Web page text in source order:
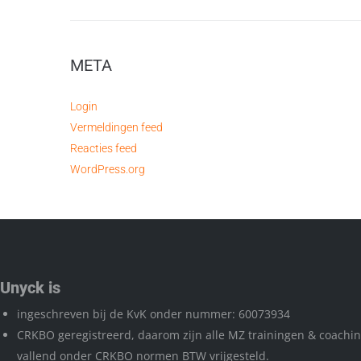
META
Login
Vermeldingen feed
Reacties feed
WordPress.org
Unyck is
ingeschreven bij de KvK onder nummer: 60073934
CRKBO geregistreerd, daarom zijn alle MZ trainingen &
vallend onder CRKBO normen BTW vrijgesteld.